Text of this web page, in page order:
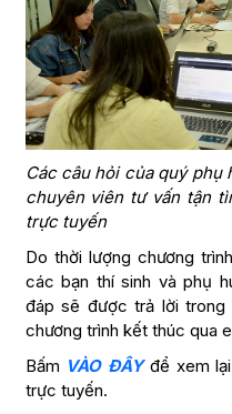
Các câu hỏi của quý phụ
chuyên viên tư vấn tận
trực tuyến
Do thời lượng chương
các bạn thí sinh và phụ
đáp sẽ được trả lời trong
chương trình kết thúc qua
Bấm VÀO ĐÂYđể xem lại
trực tuyến.